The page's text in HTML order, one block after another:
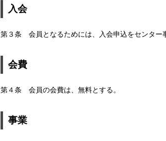
入会
第３条 会員となるためには、入会申込をセンター
会費
第４条 会員の会費は、無料とする。
事業